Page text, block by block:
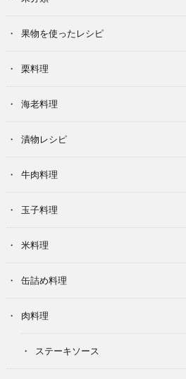
果物を使ったレシピ
栗料理
海老料理
漬物レシピ
牛肉料理
玉子料理
米料理
缶詰め料理
肉料理
ステーキソース